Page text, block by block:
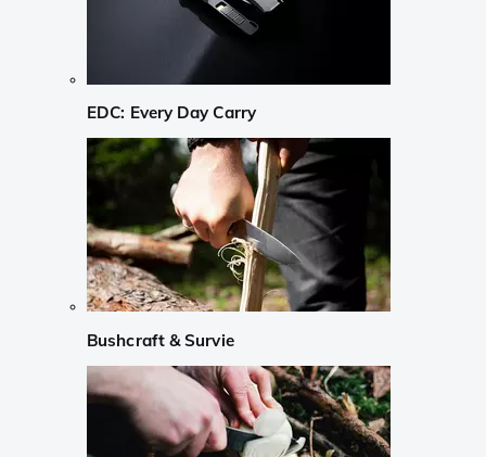
EDC: Every Day Carry
Bushcraft & Survie